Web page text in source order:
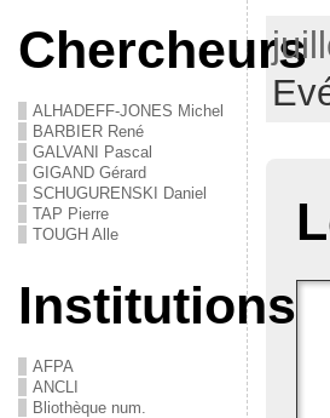
Chercheurs
ALHADEFF-JONES Michel
BARBIER René
GALVANI Pascal
GIGAND Gérard
SCHUGURENSKI Daniel
TAP Pierre
TOUGH Alle
Institutions
AFPA
ANCLI
Bliothèque num.